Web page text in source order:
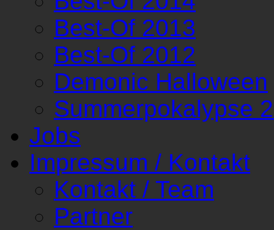
Best-Of 2013
Best-Of 2012
Demonic Halloween
Summerpokalypse
Jobs
Impressum / Kontakt
Kontakt / Team
Partner